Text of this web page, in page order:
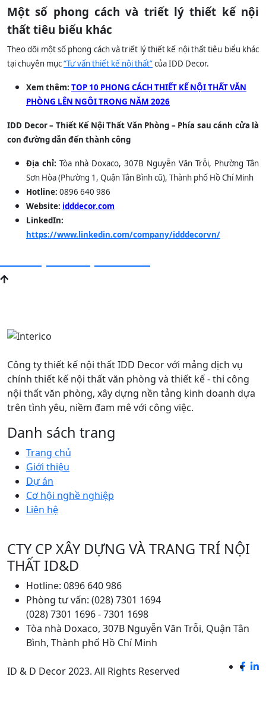
Một số phong cách và triết lý thiết kế nội
thất tiêu biểu khác
Theo dõi một số phong cách và triết lý thiết kế nội thất tiêu biểu khác
tại chuyên mục“Tư vấn thiết kế nội thất”của IDD Decor.
Xem thêm: TOP 10 PHONG CÁCH THIẾT KẾ NỘI THẤT VĂN
PHÒNG LÊN NGÔI TRONG NĂM 2026
IDD Decor – Thiết Kế Nội Thất Văn Phòng – Phía sau cánh cửa là
con đường dẫn đến thành công
Địa chỉ: Tòa nhà Doxaco, 307B Nguyễn Văn Trỗi, Phường Tân
Sơn Hòa (Phường 1, Quận Tân Bình cũ), Thành phố Hồ Chí Minh
Hotline: 0896 640 986
Website: idddecor.com
LinkedIn:
https://www.linkedin.com/company/idddecorvn/
Công ty thiết kế nội thất IDD Decor với mảng dịch vụ
chính thiết kế nội thất văn phòng và thiết kế - thi công
nội thất văn phòng, xây dựng nền tảng kinh doanh dựa
trên tình yêu, niềm đam mê với công việc.
Danh sách trang
Trang chủ
Giới thiệu
Dự án
Cơ hội nghề nghiệp
Liên hệ
CTY CP XÂY DỰNG VÀ TRANG TRÍ NỘI
THẤT ID&D
Hotline: 0896 640 986
Phòng tư vấn: (028) 7301 1694
(028) 7301 1696 - 7301 1698
Tòa nhà Doxaco, 307B Nguyễn Văn Trỗi, Quận Tân
Bình, Thành phố Hồ Chí Minh
ID & D Decor 2023. All Rights Reserved